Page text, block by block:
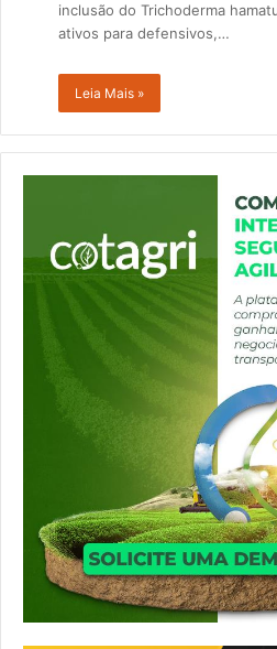
inclusão do Trichoderma
ativos para defensivos,…
Leia Mais »